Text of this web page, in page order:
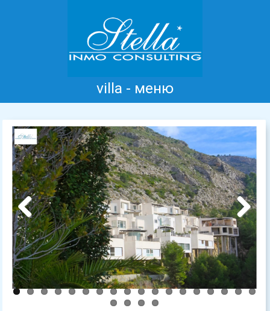
villa - меню
Главная Коста Бланка Продажа
Аренда Новые дома информация
Отзывы Контакт
Previous Next